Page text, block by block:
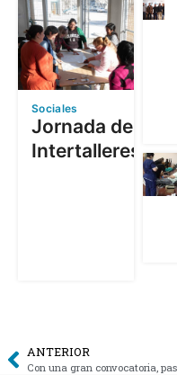
Sociales
Jornada de
Intertalleres
ANTERIOR